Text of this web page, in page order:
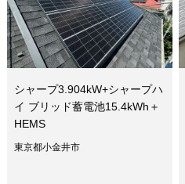
シャープ3.904kW+シャープハ
イ ブリッド蓄電池15.4kWh＋
HEMS
東京都小金井市